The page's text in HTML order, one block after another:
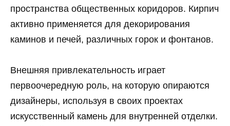
пространства общественных коридоров. Кирпич
активно применяется для декорирования
каминов и печей, различных горок и фонтанов.
Внешняя привлекательность играет
первоочередную роль, на которую опираются
дизайнеры, используя в своих проектах
искусственный камень для внутренней отделки.